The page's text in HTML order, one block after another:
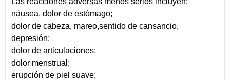
náusea, dolor de estómago;
dolor de cabeza, mareo,sentido de cansancio,
depresión;
dolor de articulaciones;
dolor menstrual;
erupción de piel suave;